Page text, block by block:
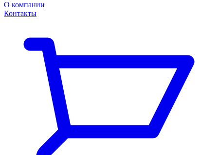
О компании
Контакты